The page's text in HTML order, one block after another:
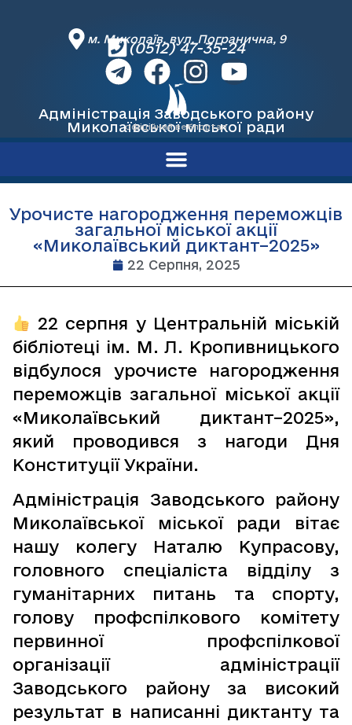
м. Миколаїв, вул. Погранична, 9
(0512) 47-35-24
Адміністрація Заводського району
Миколаївської міської ради
офіційний вебпортал
Урочисте нагородження переможців
загальної міської акції
«Миколаївський диктант–2025»
22 Серпня, 2025
22 серпня у Центральній міській
бібліотеці ім. М. Л. Кропивницького
відбулося урочисте нагородження
переможців загальної міської акції
«Миколаївський диктант–2025»,
який проводився з нагоди Дня
Конституції України.
Адміністрація Заводського району
Миколаївської міської ради вітає
нашу колегу Наталю Купрасову,
головного спеціаліста відділу з
гуманітарних питань та спорту,
голову профспілкового комітету
первинної профспілкової
організації адміністрації
Заводського району за високий
результат в написанні диктанту та